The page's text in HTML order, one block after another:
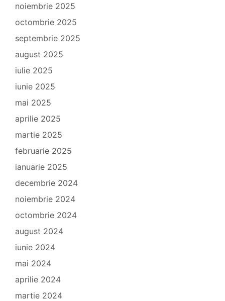
noiembrie 2025
octombrie 2025
septembrie 2025
august 2025
iulie 2025
iunie 2025
mai 2025
aprilie 2025
martie 2025
februarie 2025
ianuarie 2025
decembrie 2024
noiembrie 2024
octombrie 2024
august 2024
iunie 2024
mai 2024
aprilie 2024
martie 2024